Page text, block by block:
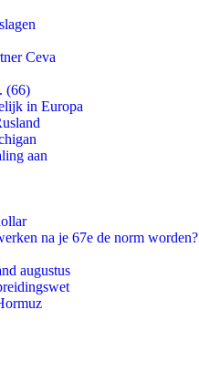
Ceva
(66)
in Europa
aan
na je 67e de norm worden?
augustus